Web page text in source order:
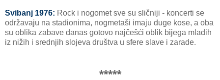
Svibanj 1976: Rock i nogomet sve su sličniji - koncerti se
održavaju na stadionima, nogmetaši imaju duge kose, a oba
su oblika zabave danas gotovo najčešći oblik bijega mladih
iz nižih i srednjih slojeva društva u sfere slave i zarade.
*****